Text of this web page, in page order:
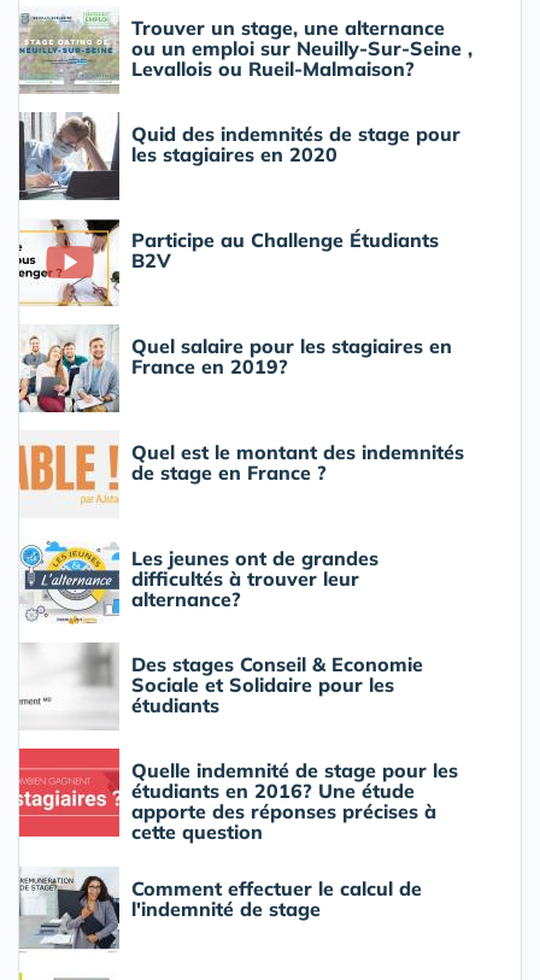
Trouver un stage, une alternance
ou un emploi sur Neuilly-Sur-Seine ,
Levallois ou Rueil-Malmaison?
Quid des indemnités de stage pour
les stagiaires en 2020
Participe au Challenge Étudiants
B2V
Quel salaire pour les stagiaires en
France en 2019?
Quel est le montant des indemnités
de stage en France ?
Les jeunes ont de grandes
difficultés à trouver leur
alternance?
Des stages Conseil & Economie
Sociale et Solidaire pour les
étudiants
Quelle indemnité de stage pour les
étudiants en 2016? Une étude
apporte des réponses précises à
cette question
Comment effectuer le calcul de
l'indemnité de stage